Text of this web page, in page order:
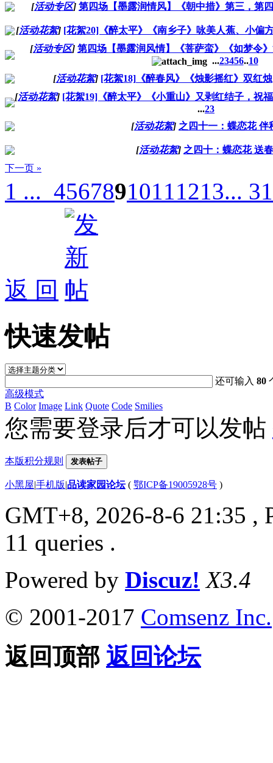
[活动专区] 第四场【墨露润情风】《朝中措》第三，第
[活动花絮] [花絮20]《醉太平》《南乡子》咏美人蕉、小偏
[活动专区] 第四场【墨露润风情】《菩萨蛮》《如梦令
...23456..10
[活动花絮] [花絮18]《醉春风》《烛影摇红》双红烛
[活动花絮] [花絮19]《醉太平》《小重山》又剥红结子，祝
...23
[活动花絮] 之四十一：蝶恋花 伴
[活动花絮] 之四十：蝶恋花 送春
下一页 »
1 ... 45678910111213... 31
返 回
快速发帖
还可输入80
高级模式
B Color Image Link Quote Code Smilies
您需要登录后才可以发帖
本版积分规则 发表帖子
小黑屋|手机版|品读家园论坛( 鄂ICP备19005928号 )
GMT+8, 2026-8-6 21:35 ,
11 queries .
Powered by Discuz! X3.4
© 2001-2017 Comsenz Inc.
返回顶部 返回论坛